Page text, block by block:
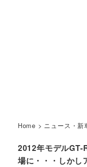
Home > ニュース・新
2012年モデル
場に・・・しかし